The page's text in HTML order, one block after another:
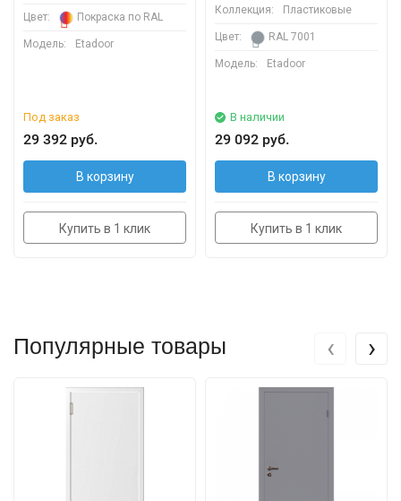
Цвет: Покраска по RAL
Модель: Etadoor
Под заказ
29 392 руб.
В корзину
Купить в 1 клик
Коллекция: Пластиковые
Цвет: RAL 7001
Модель: Etadoor
В наличии
29 092 руб.
В корзину
Купить в 1 клик
Популярные товары ‹ ›